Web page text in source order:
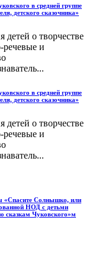
в средней группе
детского сказочника»
о творчестве
речевые и
в средней группе
детского сказочника»
о творчестве
речевые и
«Спасите Солнышко, или
НОД с детьми
сказкам Чуковского»м